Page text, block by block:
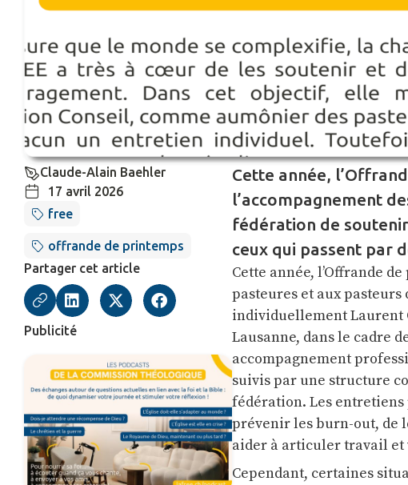
Claude-Alain Baehler
17 avril 2026
free
offrande de printemps
Partager cet article
Publicité
Cette année,
l’accompagnement
fédération de
ceux qui passent par
Cette année, l’Offrande
pasteures et aux
individuellement Laurent
Lausanne, dans le cadre
accompagnement
suivis par une structure
fédération. Les
prévenir les burn-out, de
aider à articuler travail et
Cependant, certaines